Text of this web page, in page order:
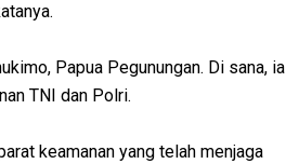
Papua Pegunungan. Di sana, ia
TNI dan Polri.
keamanan yang telah menjaga